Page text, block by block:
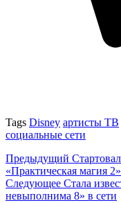
Tags Disney артисты ТВ
социальные сети
Предыдущий
«Практическая магия 2»
Следующее Стала
невыполнима 8» в сети